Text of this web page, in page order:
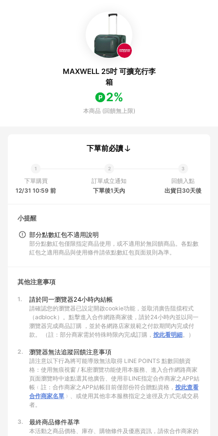
MAXWELL 25吋 可擴充行李
箱
2%
本商品 (回饋無上限)
下單前必讀
下單購買
12/31 10:59 前
訂單成立通知
下單後1天內
回饋入點
出貨日30天後
小提醒
部分點數紅包不適用說明
部分點數紅包僅限指定商品使用，或不適用於無回饋商品。各點數
紅包之適用商品與使用條件請依點數紅包頁面規則為準。
其他注意事項
1. 請於同一瀏覽器24小時內結帳
請確認您的瀏覽器已設定開啟cookie功能，並取消廣告阻擋程式
（adblock）。點擊進入合作網路商家後，請於24小時內並以同一
瀏覽器完成商品訂購 ，並於各網路店家規範之付款期間內完成付
款。 （註：部分商家需於特殊時限內完成訂購， 按此看明細。）
2. 瀏覽器無法追蹤回饋注意事項
請注意以下行為將可能導致無法取得 LINE POINTS 點數回饋資
格：使用無痕視窗 / 私密瀏覽功能使用本服務、進入合作網路商家
頁面瀏覽時中途點選其他廣告、使用非LINE指定合作商家之APP結
帳﹙註：合作商家之APP結帳目前僅部份符合贈點資格， 按此查看
合作商家名單 ﹚、或使用其他非本服務指定之途徑及方式完成交易
者。
3. 最終商品條件基準
本活動之商品價格、庫存、購物條件及優惠資訊，請依合作商家的